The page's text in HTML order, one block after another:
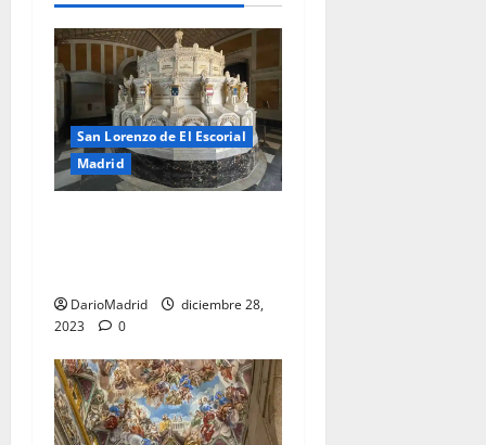
San Lorenzo de El Escorial
Madrid
DarioMadrid
diciembre 28,
2023
0